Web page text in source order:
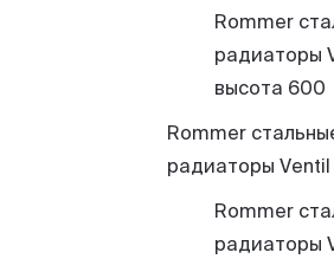
Rommer
радиаторы
высота 600
Rommer
радиаторы Ventil
Rommer
радиаторы